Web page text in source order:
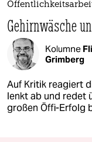
Gehirnwäsche
Kolumne
Grimberg
Auf Kritik reagiert
lenkt ab und redet
großen Öffi-Erfolg